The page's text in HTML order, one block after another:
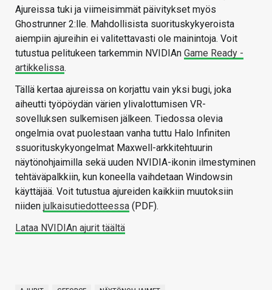
Ajureissa tuki ja viimeisimmät päivitykset myös
Ghostrunner 2:lle. Mahdollisista suorituskykyeroista
aiempiin ajureihin ei valitettavasti ole mainintoja. Voit
tutustua pelitukeen tarkemmin NVIDIAn Game Ready -
artikkelissa.
Tällä kertaa ajureissa on korjattu vain yksi bugi, joka
aiheutti työpöydän värien ylivalottumisen VR-
sovelluksen sulkemisen jälkeen. Tiedossa olevia
ongelmia ovat puolestaan vanha tuttu Halo Infiniten
ssuorituskykyongelmat Maxwell-arkkitehtuurin
näytönohjaimilla sekä uuden NVIDIA-ikonin ilmestyminen
tehtäväpalkkiin, kun koneella vaihdetaan Windowsin
käyttäjää. Voit tutustua ajureiden kaikkiin muutoksiin
niiden julkaisutiedotteessa (PDF).
Lataa NVIDIAn ajurit täältä